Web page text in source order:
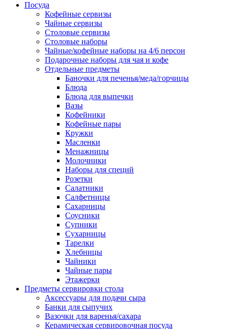
Посуда
Кофейные сервизы
Чайные сервизы
Столовые сервизы
Столовые наборы
Чайные/кофейные наборы на 4/6 персон
Подарочные наборы для чая и кофе
Отдельные предметы
Баночки для печенья/меда/горчицы
Блюда
Блюда для выпечки
Вазы
Кофейники
Кофейные пары
Кружки
Масленки
Менажницы
Молочники
Наборы для специй
Розетки
Салатники
Салфетницы
Сахарницы
Соусники
Супники
Сухарницы
Тарелки
Хлебницы
Чайники
Чайные пары
Этажерки
Предметы сервировки стола
Аксессуары для подачи сыра
Банки для сыпучих
Вазочки для варенья/сахара
Керамическая сервировочная посуда